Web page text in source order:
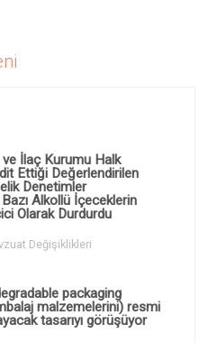
ve İlaç Kurumu Halk
Ettiği Değerlendirilen
Denetimler
Alkollü İçeceklerin
Olarak Durdurdu
Değişiklikleri
packaging
malzemelerini) resmi
tasarıyı görüşüyor